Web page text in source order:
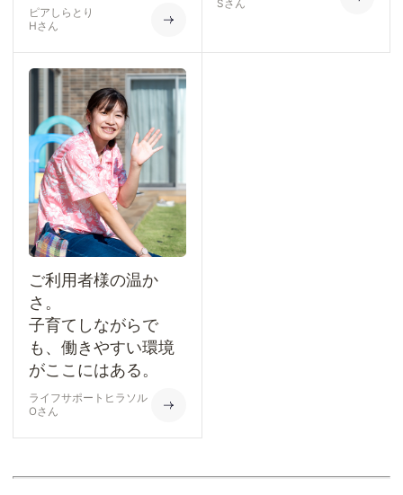
Hさん
ピアしらとり
Sさん
ご利用者様の温か
さ。
子育てしながらで
も、働きやすい環境
がここにはある。
Oさん
ライフサポートヒラソル